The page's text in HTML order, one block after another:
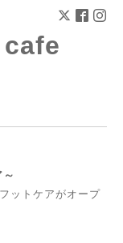
cafe
ットケアがオープ